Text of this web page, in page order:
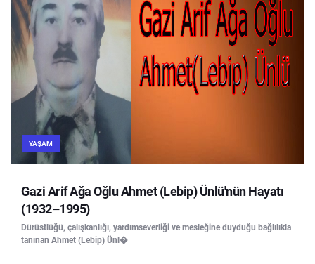
YAŞAM
Gazi Arif Ağa Oğlu Ahmet (Lebip) Ünlü'nün Hayatı
(1932–1995)
Dürüstlüğü, çalışkanlığı, yardımseverliği ve mesleğine duyduğu bağlılıkla
tanınan Ahmet (Lebip) Ünl�